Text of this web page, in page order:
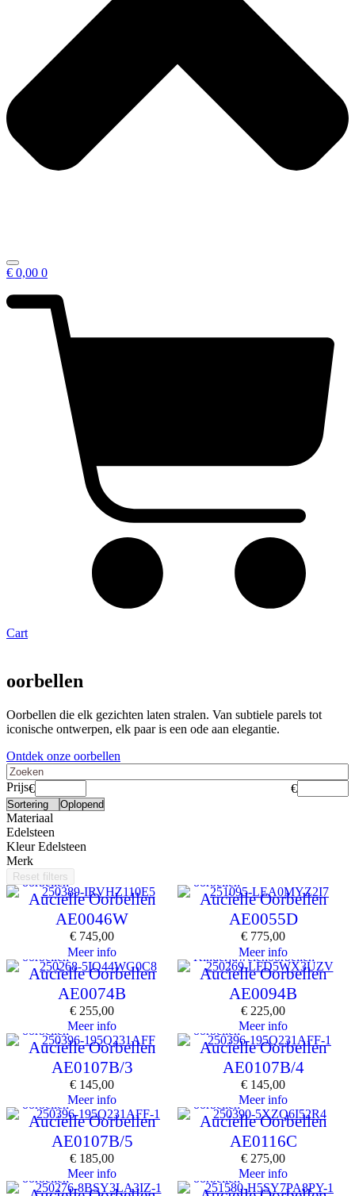
€ 0,00 0
Cart
oorbellen
Oorbellen die elk gezichten laten stralen. Van subtiele parels tot
iconische ontwerpen, elk paar is een ode aan elegantie.
Ontdek onze oorbellen
Prijs€ €
Materiaal
Edelsteen
Kleur Edelsteen
Merk
Reset filters
oorbellen
Aucielle Oorbellen
AE0046W
€ 745,00
Meer info
oorbellen
Aucielle Oorbellen
AE0055D
€ 775,00
Meer info
oorbellen
Aucielle Oorbellen
AE0074B
€ 255,00
Meer info
Kinderjuwelenoorbellen
Aucielle Oorbellen
AE0094B
€ 225,00
Meer info
oorbellen
Aucielle Oorbellen
AE0107B/3
€ 145,00
Meer info
oorbellen
Aucielle Oorbellen
AE0107B/4
€ 145,00
Meer info
oorbellen
Aucielle Oorbellen
AE0107B/5
€ 185,00
Meer info
oorbellen
Aucielle Oorbellen
AE0116C
€ 275,00
Meer info
oorbellen oorbellen